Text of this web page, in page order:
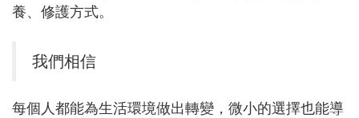
養、修護方式。
我們相信
每個人都能為生活環境做出轉變，微小的選擇也能導